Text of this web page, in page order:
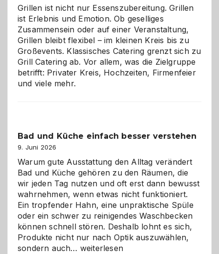
Grillen ist nicht nur Essenszubereitung. Grillen
ist Erlebnis und Emotion. Ob geselliges
Zusammensein oder auf einer Veranstaltung,
Grillen bleibt flexibel – im kleinen Kreis bis zu
Großevents. Klassisches Catering grenzt sich zu
Grill Catering ab. Vor allem, was die Zielgruppe
betrifft: Privater Kreis, Hochzeiten, Firmenfeier
und viele mehr.
Bad und Küche einfach besser verstehen
9. Juni 2026
Warum gute Ausstattung den Alltag verändert
Bad und Küche gehören zu den Räumen, die
wir jeden Tag nutzen und oft erst dann bewusst
wahrnehmen, wenn etwas nicht funktioniert.
Ein tropfender Hahn, eine unpraktische Spüle
oder ein schwer zu reinigendes Waschbecken
können schnell stören. Deshalb lohnt es sich,
Produkte nicht nur nach Optik auszuwählen,
sondern auch… Bad
weiterlesen